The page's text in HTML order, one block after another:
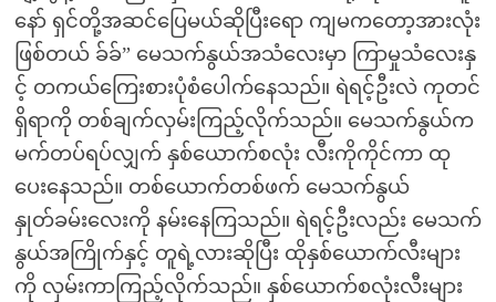
နော် ရှင်တို့အဆင်ပြေမယ်ဆိုပြီးရော ကျမကတော့အားလုံး
ဖြစ်တယ် ခ်ခ်” မေသက်နွယ်အသံလေးမှာ ကြာမှုသံလေးနှ
င့် တကယ်ကြေးစားပုံစံပေါက်နေသည်။ ရဲရင့်ဦးလဲ ကုတင်
ရှိရာကို တစ်ချက်လှမ်းကြည့်လိုက်သည်။ မေသက်နွယ်က
မက်တပ်ရပ်လျှက် နှစ်ယောက်စလုံး လီးကိုကိုင်ကာ ထု
ပေးနေသည်။ တစ်ယောက်တစ်ဖက် မေသက်နွယ်
နှုတ်ခမ်းလေးကို နမ်းနေကြသည်။ ရဲရင့်ဦးလည်း မေသက်
နွယ်အကြိုက်နှင့် တူရဲ့လားဆိုပြီး ထိုနှစ်ယောက်လီးများ
ကို လှမ်းကာကြည့်လိုက်သည်။ နှစ်ယောက်စလုံးလီးများ